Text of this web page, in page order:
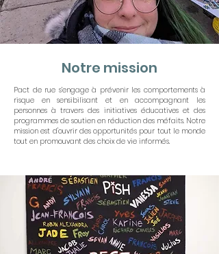
Notre mission
Pact de rue s’engage à prévenir les comportements à
risque en sensibilisant et en accompagnant les
personnes à travers des initiatives éducatives et des
programmes de soutien en réduction des méfaits. Notre
mission est d'ouvrir des opportunités pour tout le monde
tout en promouvant des choix de vie informés.